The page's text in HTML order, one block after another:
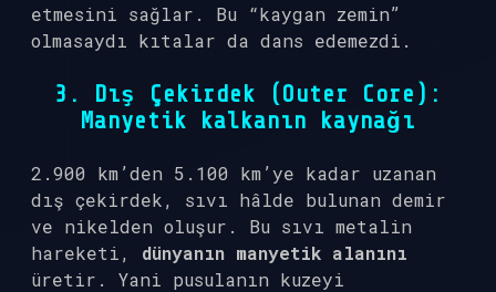
etmesini sağlar. Bu “kaygan zemin”
olmasaydı kıtalar da dans edemezdi.
3. Dış Çekirdek (Outer Core):
Manyetik kalkanın kaynağı
2.900 km’den 5.100 km’ye kadar uzanan
dış çekirdek, sıvı hâlde bulunan demir
ve nikelden oluşur. Bu sıvı metalin
hareketi, dünyanın manyetik alanını
üretir. Yani pusulanın kuzeyi